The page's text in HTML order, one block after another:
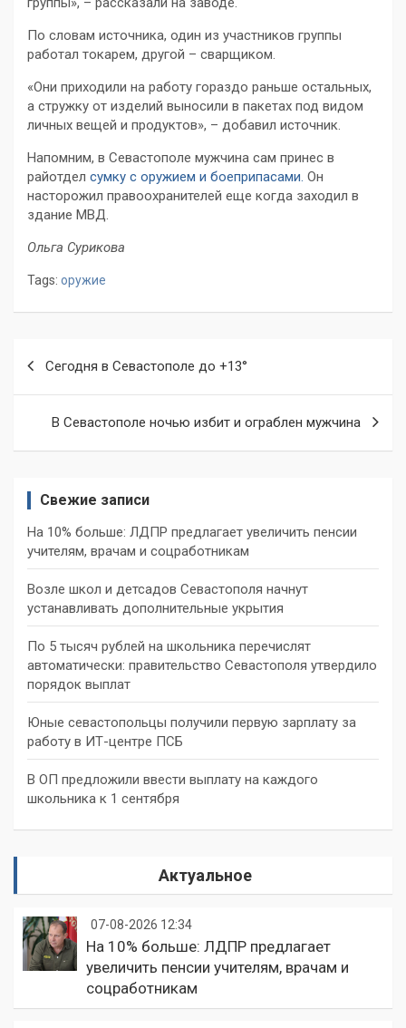
По словам источника, один из участников группы
работал токарем, другой – сварщиком.
«Они приходили на работу гораздо раньше остальных,
а стружку от изделий выносили в пакетах под видом
личных вещей и продуктов», – добавил источник.
Напомним, в Севастополе мужчина сам принес в
райотдел сумку с оружием и боеприпасами. Он
насторожил правоохранителей еще когда заходил в
здание МВД.
Ольга Сурикова
Tags: оружие
Сегодня в Севастополе до +13°
В Севастополе ночью избит и ограблен мужчина
Свежие записи
На 10% больше: ЛДПР предлагает увеличить пенсии
учителям, врачам и соцработникам
Возле школ и детсадов Севастополя начнут
устанавливать дополнительные укрытия
По 5 тысяч рублей на школьника перечислят
автоматически: правительство Севастополя утвердило
порядок выплат
Юные севастопольцы получили первую зарплату за
работу в ИТ-центре ПСБ
В ОП предложили ввести выплату на каждого
школьника к 1 сентября
Актуальное
07-08-2026 12:34
На 10% больше: ЛДПР предлагает
увеличить пенсии учителям, врачам и
соцработникам